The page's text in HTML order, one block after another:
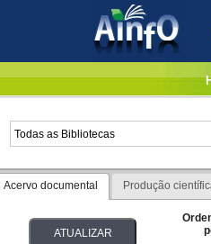
Acervo documental Produção